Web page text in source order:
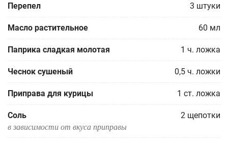
Перепел 3 штуки
Масло растительное 60 мл
Паприка сладкая молотая 1 ч. ложка
Чеснок сушеный 0,5 ч. ложки
Приправа для курицы 1 ст. ложка
Соль 2 щепотки
в зависимости от вкуса приправы